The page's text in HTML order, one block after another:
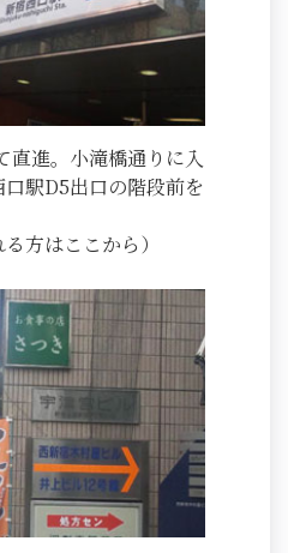
直進。小滝橋通りに入
駅D5出口の階段前を
方はここから）